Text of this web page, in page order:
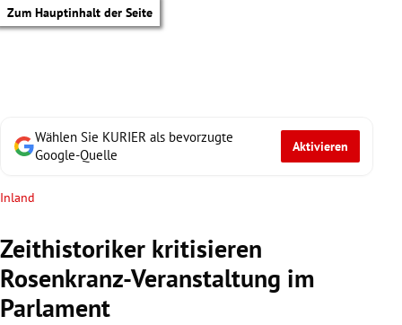
Zum Hauptinhalt der Seite
Wählen Sie KURIER als bevorzugte
Google-Quelle
Aktivieren
Inland
Zeithistoriker kritisieren
Rosenkranz-Veranstaltung im
Parlament